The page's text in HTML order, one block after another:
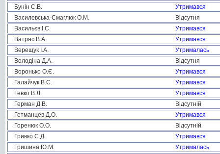
Бунін С.В.
Утримався
Василевська-Смаглюк О.М.
Відсутня
Васильєв І.С.
Утримався
Ватрас В.А.
Утримався
Верещук І.А.
Утрималась
Володіна Д.А.
Відсутня
Воронько О.Є.
Утримався
Галайчук В.С.
Утримався
Гевко В.Л.
Утримався
Герман Д.В.
Відсутній
Гетманцев Д.О.
Утримався
Горенюк О.О.
Відсутній
Гривко С.Д.
Утримався
Гришина Ю.М.
Утрималась